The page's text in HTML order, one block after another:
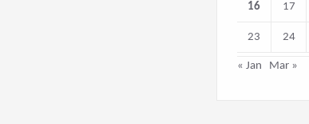
16 17
23 24
« Jan Mar »